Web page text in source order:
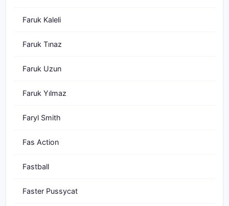
Faruk Kaleli
Faruk Tınaz
Faruk Uzun
Faruk Yılmaz
Faryl Smith
Fas Action
Fastball
Faster Pussycat